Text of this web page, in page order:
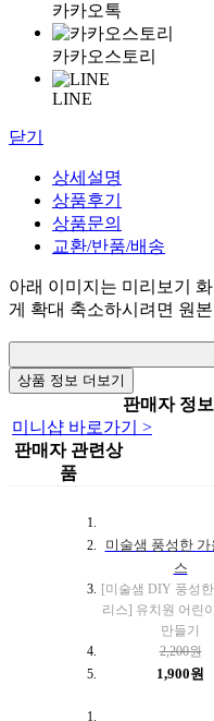
카카오톡
카카오스토리
LINE
닫기
상세설명
상품후기
상품문의
교환/반품/배송
아래 이미지는 미리보기
게 확대 축소하시려면 원
상품 정보 더보기
판매자 정
미니샵 바로가기 >
판매자 관련상
품
미술샘 풍성한 가
스
[미술샘 DIY 풍성
리스] 유치원 어린
만들기
2,200원
1,900원